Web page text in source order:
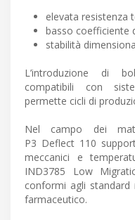
elevata resistenza
basso coefficiente
stabilità
L’introduzione di
compatibili con
permette cicli di
Nel campo dei
P3 Deflect 110
meccanici e
IND3785 Low
conformi agli
farmaceutico.